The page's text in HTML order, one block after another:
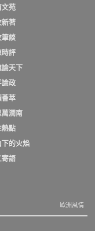
文苑
新著
筆談
時評
論天下
論政
薈萃
萬潤南
熱點
下的火焰
寄語
歐洲風情